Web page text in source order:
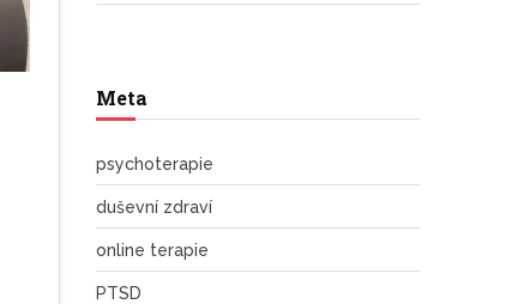
Meta
psychoterapie
duševní zdraví
online terapie
PTSD